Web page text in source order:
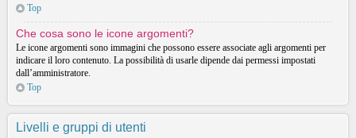
Top
Che cosa sono le icone argomenti?
Le icone argomenti sono immagini che possono essere associate agli argomenti per
indicare il loro contenuto. La possibilità di usarle dipende dai permessi impostati
dall’amministratore.
Top
Livelli e gruppi di utenti